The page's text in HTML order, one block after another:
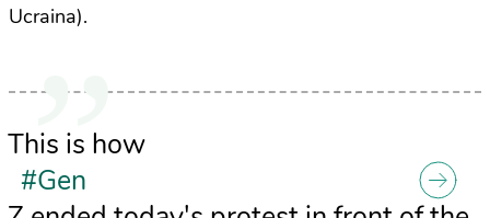
Ucraina).
This is how
#Gen